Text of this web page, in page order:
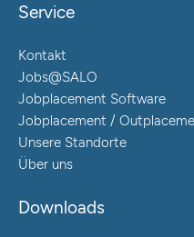
Service
Kontakt
Jobs@SALO
Jobplacement Software
Jobplacement /
Unsere Standorte
Über uns
Downloads